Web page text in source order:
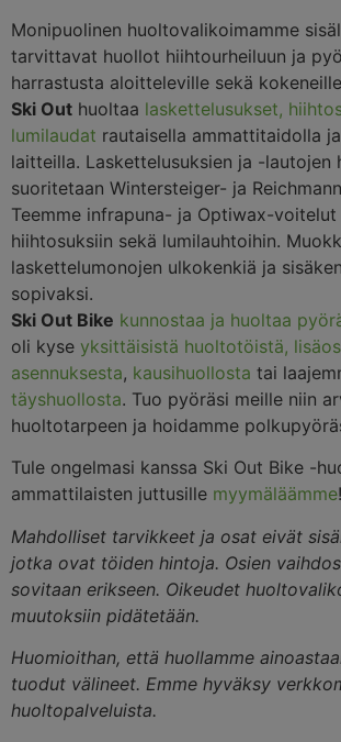
Monipuolinen huoltovalikoimamme
tarvittavat huollot hiihtourheiluun ja
harrastusta aloitteleville sekä
Ski Out huoltaa laskettelusukset,
lumilaudat rautaisella ammattitaidolla
laitteilla. Laskettelusuksien ja -lautojen
suoritetaan Wintersteiger- ja
Teemme infrapuna- ja Optiwax-
hiihtosuksiin sekä lumilauhtoihin.
laskettelumonojen ulkokenkiä ja
sopivaksi.
Ski Out Bike kunnostaa ja huoltaa
oli kyse yksittäisistä huoltotöistä,
asennuksesta, kausihuollosta tai
täyshuollosta. Tuo pyöräsi meille niin
huoltotarpeen ja hoidamme
Tule ongelmasi kanssa Ski Out Bike -
ammattilaisten juttusille myymäläämme!
Mahdolliset tarvikkeet ja osat eivät
jotka ovat töiden hintoja. Osien
sovitaan erikseen. Oikeudet
muutoksiin pidätetään.
Huomioithan, että huollamme
tuodut välineet. Emme hyväksy
huoltopalveluista.